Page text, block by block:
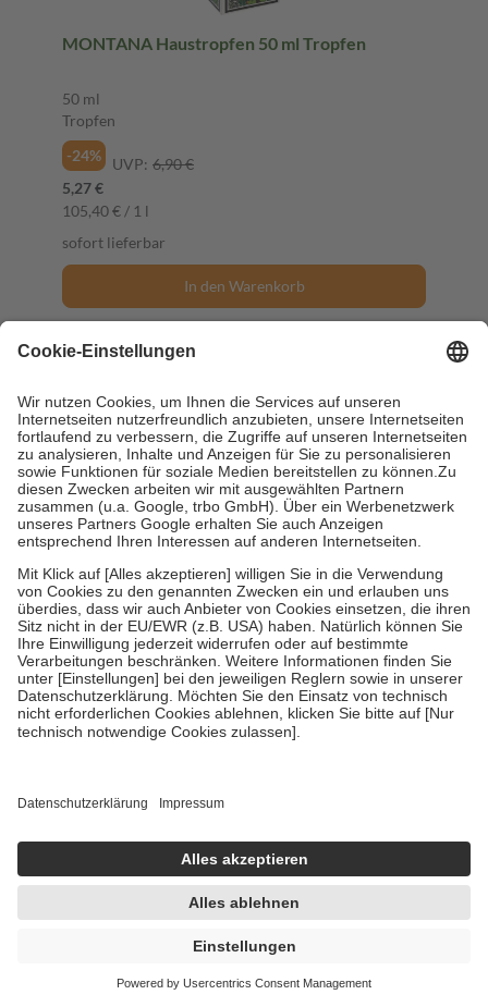
MONTANA Haustropfen 50 ml Tropfen
50 ml
Tropfen
-24%
UVP: 6,90 €
5,27 €
105,40 € / 1 l
sofort lieferbar
In den Warenkorb
Flüssigkeit zum Einnehmen
2X50 ml
Flüssigkeit zum Einnehmen
-27% UVP: 29,95 €
21,91 €
219,10 € / 1 l
In den Warenkorb